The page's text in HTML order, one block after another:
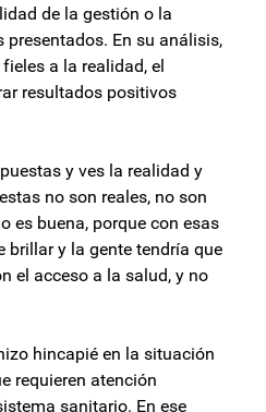
de la gestión o la
presentados. En su análisis,
a la realidad, el
resultados positivos
y ves la realidad y
no son reales, no son
es buena, porque con esas
brillar y la gente tendría que
el acceso a la salud, y no
hincapié en la situación
requieren atención
sanitario. En ese